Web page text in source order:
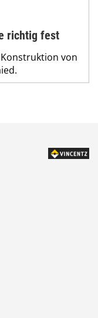
richtig fest
von